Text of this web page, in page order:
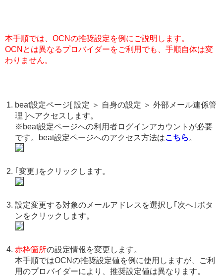
本手順では、OCNの推奨設定を例にご説明します。
OCNとは異なるプロバイダーをご利用でも、手順自体は変
わりません。
beat設定ページ[ 設定 ＞ 自身の設定 ＞ 外部メール連係管
理 ]へアクセスします。
※beat設定ページへの利用者ログインアカウントが必要
です。beat設定ページへのアクセス方法はこちら 。
｢変更｣をクリックします。
設定変更する対象のメールアドレスを選択し｢次へ｣ボタ
ンをクリックします。
赤枠箇所の設定情報を変更します。
本手順ではOCNの推奨設定値を例に使用しますが、ご利
用のプロバイダーにより、推奨設定値は異なります。